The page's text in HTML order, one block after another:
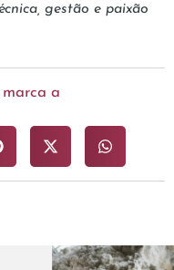
gestão e paixão
marca a